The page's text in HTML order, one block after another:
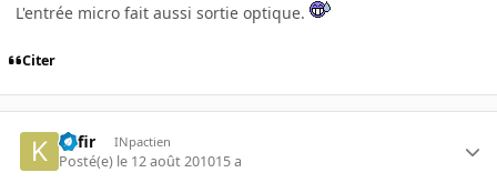
L'entrée micro fait aussi sortie optique.
Citer
Kafir INpactien
Posté(e) le 12 août 201015 a